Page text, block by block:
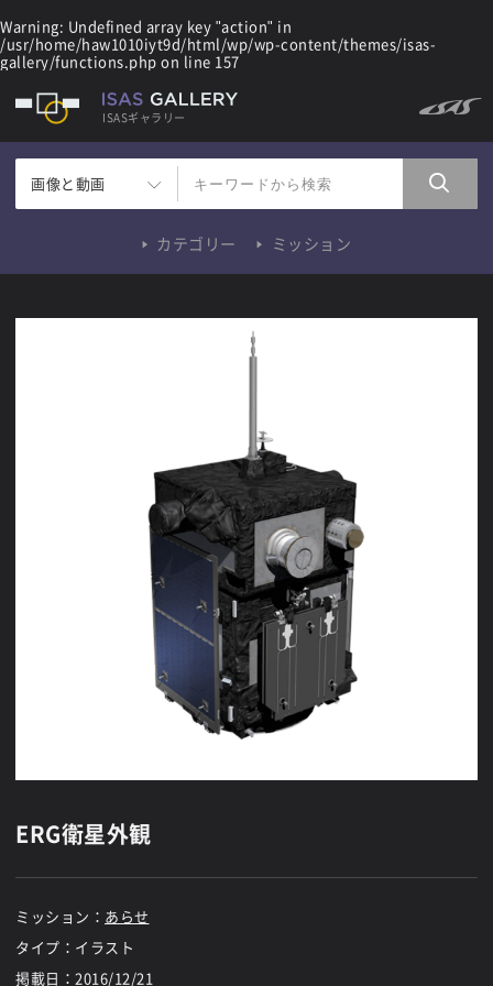
Warning: Undefined array key "action" in
/usr/home/haw1010iyt9d/html/wp/wp-content/themes/isas-
gallery/functions.php on line 157
ISASギャラリー
画像と動画
カテゴリー ミッション
ERG衛星外観
ミッション： あらせ
タイプ：イラスト
掲載日： 2016/12/21